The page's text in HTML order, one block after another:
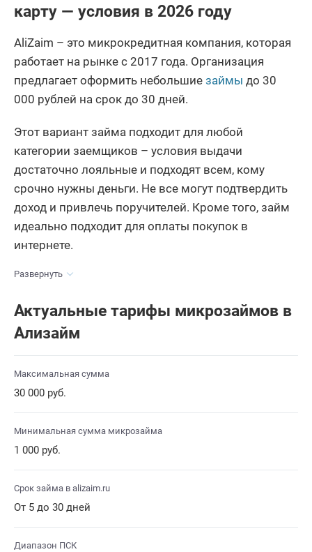
карту — условия в 2026 году
AliZaim – это микрокредитная компания, которая
работает на рынке с 2017 года. Организация
предлагает оформить небольшие займы до 30
000 рублей на срок до 30 дней.
Этот вариант займа подходит для любой
категории заемщиков – условия выдачи
достаточно лояльные и подходят всем, кому
срочно нужны деньги. Не все могут подтвердить
доход и привлечь поручителей. Кроме того, займ
идеально подходит для оплаты покупок в
интернете.
Развернуть
Актуальные тарифы микрозаймов в
Ализайм
Максимальная сумма
30 000 руб.
Минимальная сумма микрозайма
1 000 руб.
Срок займа в alizaim.ru
От 5 до 30 дней
Диапазон ПСК